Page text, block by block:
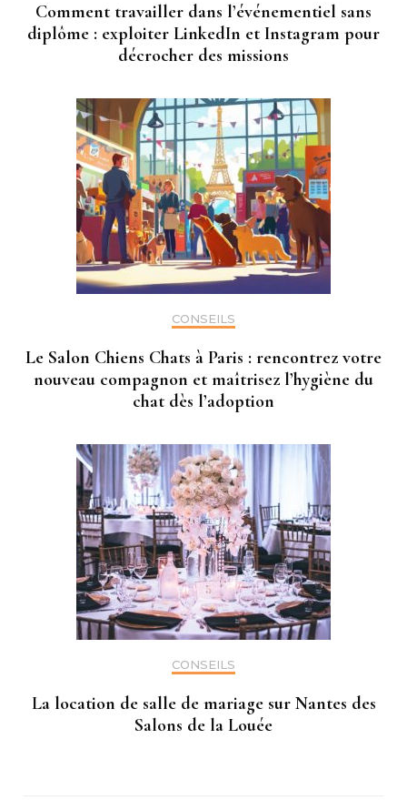
Comment travailler dans l’événementiel sans
diplôme : exploiter LinkedIn et Instagram pour
décrocher des missions
CONSEILS
Le Salon Chiens Chats à Paris : rencontrez votre
nouveau compagnon et maîtrisez l’hygiène du
chat dès l’adoption
CONSEILS
La location de salle de mariage sur Nantes des
Salons de la Louée